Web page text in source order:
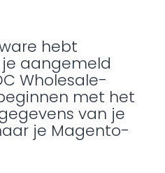
hebt
aangemeld
Wholesale-
met het
van je
je Magento-